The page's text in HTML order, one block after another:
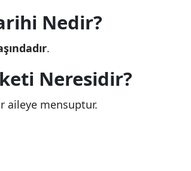
Nedir?
.
Neresidir?
aileye mensuptur.